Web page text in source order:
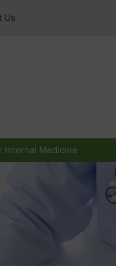
Us
Internal Medicine